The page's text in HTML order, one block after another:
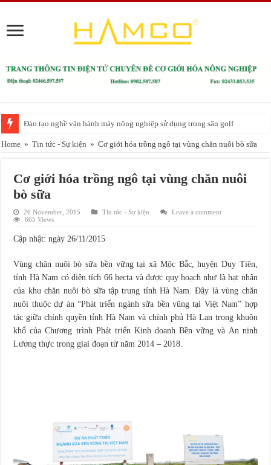
Đào tạo nghề vận hành máy nông nghiệp sử dụng trong sân golf
Huấn luyện An toàn lao động, VSLĐ cho người sử dụng máy nông nghiệp
Home » Tin tức - Sự kiện » Cơ giới hóa trồng ngô tại vùng chăn nuôi bò sữa
Cơ giới hóa trồng ngô tại vùng chăn nuôi
bò sữa
26 November, 2015 Tin tức - Sự kiện
Leave a comment
665 Views
Cập nhật: ngày 26/11/2015
Vùng chăn nuôi bò sữa bền vững tại xã Mộc Bắc, huyện Duy Tiên,
tỉnh Hà Nam có diện tích 66 hecta và được quy hoạch như là hạt nhân
của khu chăn nuôi bò sữa tập trung tỉnh Hà Nam. Đây là vùng chăn
nuôi thuộc dự án “Phát triển ngành sữa bền vũng tại Việt Nam” hợp
tác giữa chính quyền tỉnh Hà Nam và chính phủ Hà Lan trong khuôn
khổ của Chương trình Phát triển Kinh doanh Bền vững và An ninh
Lương thực trong giai đoạn từ năm 2014 – 2018.